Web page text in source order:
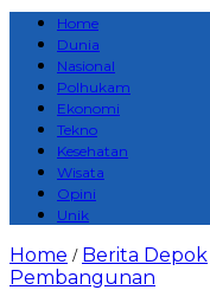
Home
Dunia
Nasional
Polhukam
Ekonomi
Tekno
Kesehatan
Wisata
Opini
Unik
Home / Berita Depok
Pembangunan